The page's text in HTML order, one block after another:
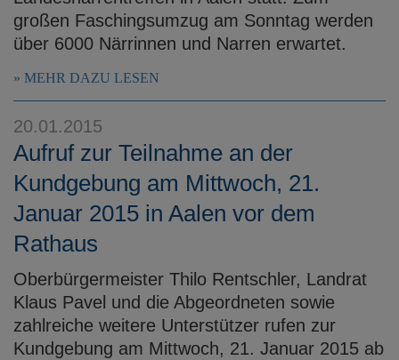
großen Faschingsumzug am Sonntag werden
über 6000 Närrinnen und Narren erwartet.
MEHR DAZU LESEN
20.01.2015
Aufruf zur Teilnahme an der
Kundgebung am Mittwoch, 21.
Januar 2015 in Aalen vor dem
Rathaus
Oberbürgermeister Thilo Rentschler, Landrat
Klaus Pavel und die Abgeordneten sowie
zahlreiche weitere Unterstützer rufen zur
Kundgebung am Mittwoch, 21. Januar 2015 ab